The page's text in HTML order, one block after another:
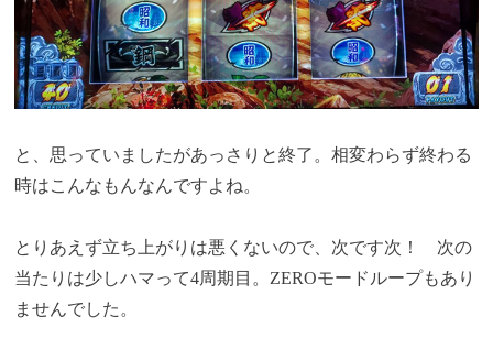
と、思っていましたがあっさりと終了。相変わらず終わる
時はこんなもんなんですよね。
とりあえず立ち上がりは悪くないので、次です次！ 次の
当たりは少しハマって4周期目。ZEROモードループもあり
ませんでした。